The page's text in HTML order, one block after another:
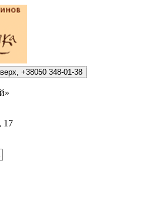
+38050 348-01-38
17